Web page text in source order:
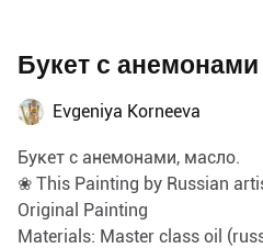
Букет с анемонами
Evgeniya Korneeva
Букет с анемонами, масло.
❀ This Painting by Russian
Original Painting
Materials: Master class oil